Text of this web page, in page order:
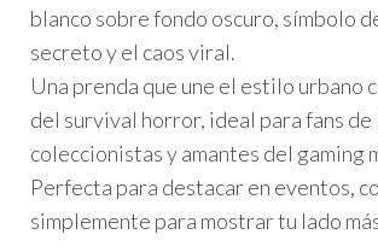
blanco sobre fondo oscuro, símbolo
secreto y el caos viral.
Una prenda que une el estilo urbano
del survival horror, ideal para fans de
coleccionistas y amantes del gaming
Perfecta para destacar en eventos,
simplemente para mostrar tu lado